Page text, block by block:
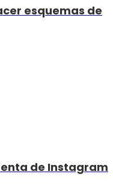
esquemas de
de Instagram